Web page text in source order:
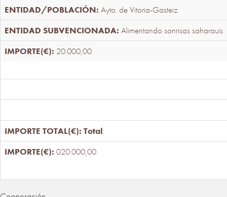
Ayto. de Vitoria-Gasteiz
Alimentando sonrisas saharauis
20.000,00
Total:
020.000,00